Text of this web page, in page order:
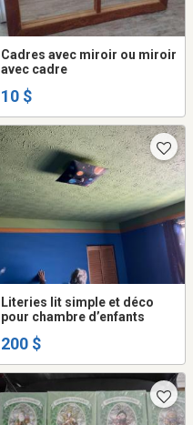
Cadres avec miroir ou miroir
avec cadre
10 $
Literies lit simple et déco
pour chambre d’enfants
200 $